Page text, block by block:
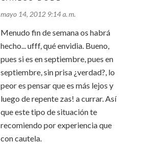
mayo 14, 2012 9:14 a. m.
Menudo fin de semana os habrá
hecho... ufff, qué envidia. Bueno,
pues si es en septiembre, pues en
septiembre, sin prisa ¿verdad?, lo
peor es pensar que es más lejos y
luego de repente zas! a currar. Así
que este tipo de situación te
recomiendo por experiencia que
con cautela.